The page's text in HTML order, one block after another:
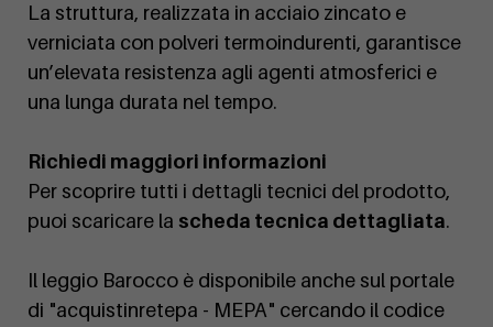
La struttura, realizzata in acciaio zincato e
verniciata con polveri termoindurenti, garantisce
un’elevata resistenza agli agenti atmosferici e
una lunga durata nel tempo.
Richiedi maggiori informazioni
Per scoprire tutti i dettagli tecnici del prodotto,
puoi scaricare la scheda tecnica dettagliata.
Il leggio Barocco è disponibile anche sul portale
di "acquistinretepa - MEPA" cercando il codice